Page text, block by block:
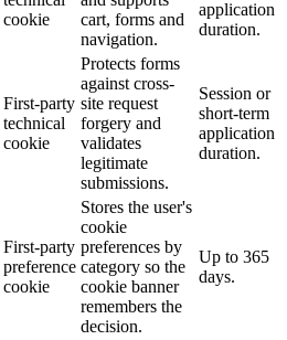
cookie
cart, forms and
navigation.
application
duration.
First-party
technical
cookie
Protects forms
against cross-
site request
forgery and
validates
legitimate
submissions.
Session or
short-term
application
duration.
First-party
preference
cookie
Stores the user's
cookie
preferences by
category so the
cookie banner
remembers the
decision.
Up to 365
days.